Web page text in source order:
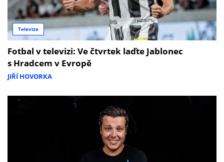
Televize
Fotbal v televizi: Ve čtvrtek laďte Jablonec
s Hradcem v Evropě
JIŘÍ HOVORKA